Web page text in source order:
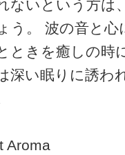
ないという方は
う。 波の音と
ときを癒しの時
深い眠りに誘わ
Aroma